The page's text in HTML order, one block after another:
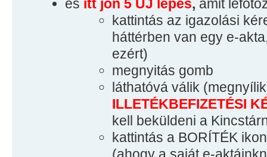
és itt jön 5 ÚJ lépés, amit
kattintás az igazolási
háttérben van egy e-
ezért)
megnyitás gomb
láthatóvá válik
ILLETÉKBEFIZETÉSI
kell beküldeni a
kattintás a BORÍTÉK